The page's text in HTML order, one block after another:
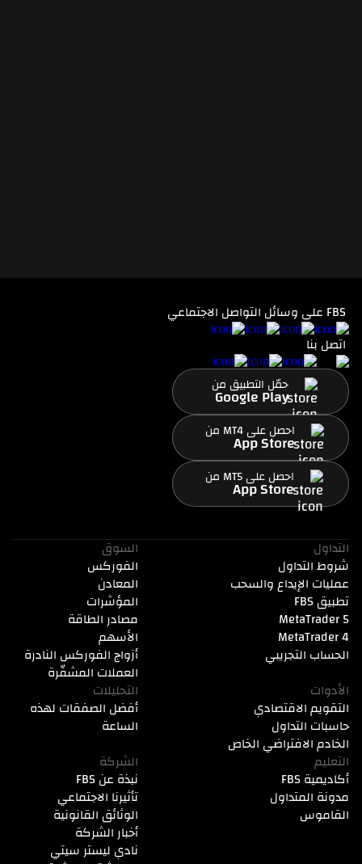
FBS على وسائل التواصل الاجتماعي
اتصل بنا
حمّل التطبيق من
Google Play
احصل على MT4 من
App Store
احصل على MT5 من
App Store
التداول
شروط التداول
عمليات الإيداع والسحب
تطبيق FBS
MetaTrader 5
MetaTrader 4
الحساب التجريبي
السوق
الفوركس
المعادن
المؤشرات
مصادر الطاقة
الأسهم
أزواج الفوركس النادرة
العملات المشفّرة
الأدوات
التقويم الاقتصادي
حاسبات التداول
الخادم الافتراضي الخاص
التحليلات
أفضل الصفقات لهذه
الساعة
التعليم
أكاديمية FBS
مدونة المتداول
القاموس
الشركة
نبذة عن FBS
تأثيرنا الاجتماعي
الوثائق القانونية
أخبار الشركة
نادي ليستر سيتي